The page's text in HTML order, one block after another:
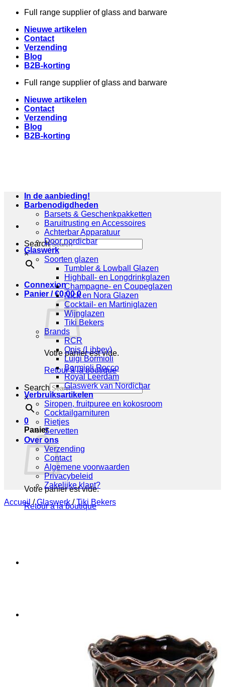
Skip
content
Full range supplier of glass and barware
Nieuwe artikelen
Contact
Verzending
Blog
B2B-korting
Full range supplier of glass and barware
Nieuwe artikelen
Contact
Verzending
Blog
B2B-korting
Search
×
Connexion
Panier /€0,00 0
Votre panier est vide.
Retour à la boutique
Search
×
0
Panier
Votre panier est vide.
Retour à la boutique
In de aanbieding!
Barbenodigdheden
Barsets & Geschenkpakketten
Baruitrusting en Accessoires
Achterbar Apparatuur
Door nordicbar
Glaswerk
Soorten glazen
Tumbler & Lowball Glazen
Highball- en Longdrinkglazen
Champagne- en Coupeglazen
Nick en Nora Glazen
Cocktail- en Martiniglazen
Wijnglazen
Tiki Bekers
Brands
RCR
Onis (Libbey)
Luigi Bormioli
Bormioli Rocco
Royal Leerdam
Glaswerk van Nordicbar
Verbruiksartikelen
Siropen, fruitpuree en kokosroom
Cocktailgarnituren
Rietjes
Servetten
Over ons
Verzending
Contact
Algemene voorwaarden
Privacybeleid
Zakelijke klant?
Accueil / Glaswerk / Tiki Bekers